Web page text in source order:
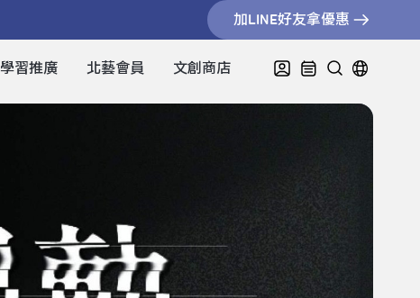
加LINE好友拿優惠
學習推廣 北藝會員 文創商店